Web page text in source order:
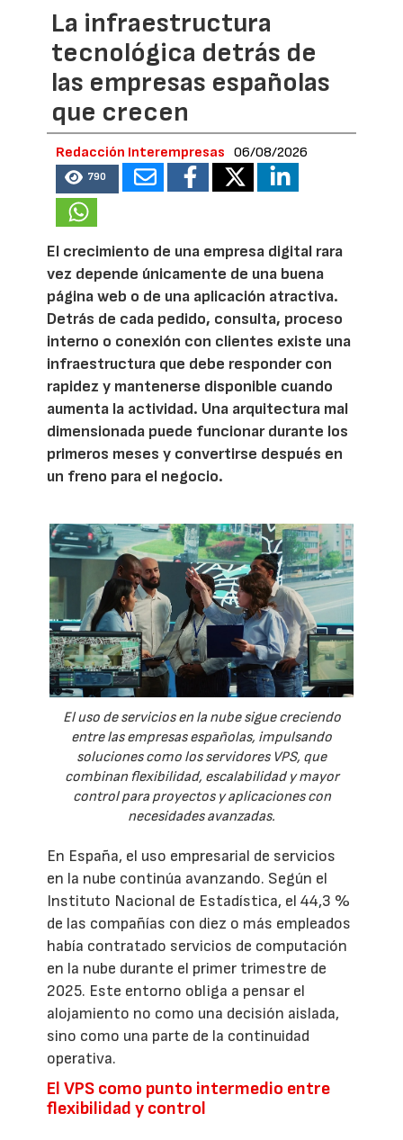
La infraestructura
tecnológica detrás de
las empresas españolas
que crecen
Redacción Interempresas 06/08/2026
790
El crecimiento de una empresa digital rara
vez depende únicamente de una buena
página web o de una aplicación atractiva.
Detrás de cada pedido, consulta, proceso
interno o conexión con clientes existe una
infraestructura que debe responder con
rapidez y mantenerse disponible cuando
aumenta la actividad. Una arquitectura mal
dimensionada puede funcionar durante los
primeros meses y convertirse después en
un freno para el negocio.
El uso de servicios en la nube sigue creciendo
entre las empresas españolas, impulsando
soluciones como los servidores VPS, que
combinan flexibilidad, escalabilidad y mayor
control para proyectos y aplicaciones con
necesidades avanzadas.
En España, el uso empresarial de servicios
en la nube continúa avanzando. Según el
Instituto Nacional de Estadística, el 44,3 %
de las compañías con diez o más empleados
había contratado servicios de computación
en la nube durante el primer trimestre de
2025. Este entorno obliga a pensar el
alojamiento no como una decisión aislada,
sino como una parte de la continuidad
operativa.
El VPS como punto intermedio entre
flexibilidad y control